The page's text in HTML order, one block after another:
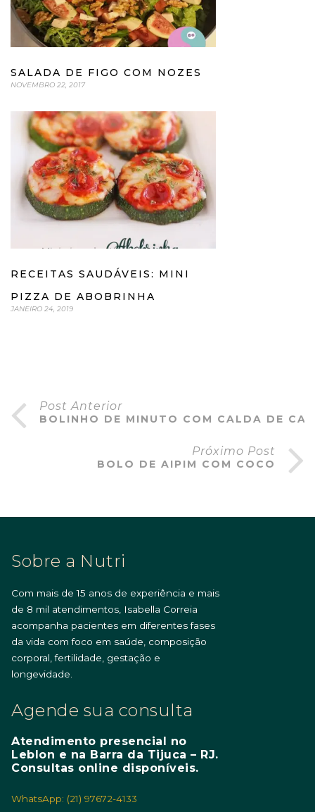
SALADA DE FIGO COM NOZES
NOVEMBRO 22, 2017
RECEITAS SAUDÁVEIS: MINI
PIZZA DE ABOBRINHA
JANEIRO 24, 2019
Post Anterior
BOLINHO DE MINUTO COM CALDA DE
Próximo Post
BOLO DE AIPIM COM COCO
Sobre a Nutri
Com mais de 15 anos de experiência e mais
de 8 mil atendimentos, Isabella Correia
acompanha pacientes em diferentes fases
da vida com foco em saúde, composição
corporal, fertilidade, gestação e
longevidade.
Agende sua consulta
Atendimento presencial no
Leblon e na Barra da Tijuca – RJ.
Consultas online disponíveis.
WhatsApp: (21) 97672-4133